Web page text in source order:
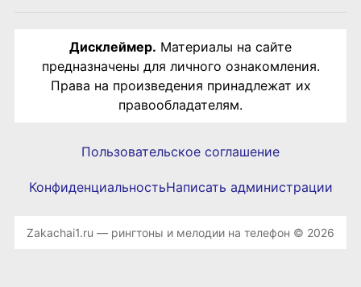
Дисклеймер. Материалы на сайте
предназначены для личного ознакомления.
Права на произведения принадлежат их
правообладателям.
Пользовательское соглашение
КонфиденциальностьНаписать администрации
Zakachai1.ru — рингтоны и мелодии на телефон © 2026